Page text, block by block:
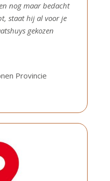
nog maar bedacht
staat hij al voor je
gekozen
Provincie